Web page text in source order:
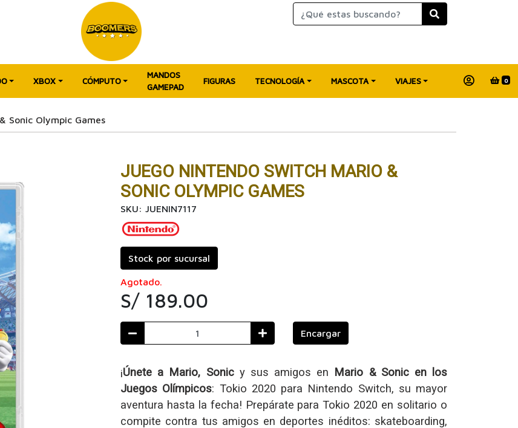
XBOX CÓMPUTO
MANDOS
GAMEPAD
FIGURAS TECNOLOGÍA MASCOTA VIAJES 0
Sonic Olympic Games
JUEGO NINTENDO SWITCH MARIO &
SONIC OLYMPIC GAMES
SKU: JUENIN7117
Stock por sucursal
Agotado.
S/ 189.00
Encargar
¡Únete a Mario, Sonic y sus amigos en
Mario & Sonic en los
Juegos Olímpicos: Tokio 2020 para Nintendo Switch, su mayor
aventura hasta la fecha! Prepárate para Tokio 2020 en solitario o
compite contra tus amigos en deportes inéditos: skateboarding,